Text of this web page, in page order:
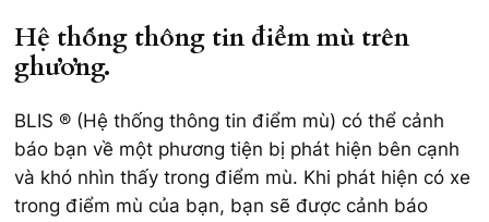
Hệ thống thông tin điểm mù trên
ghương.
BLIS ® (Hệ thống thông tin điểm mù) có thể cảnh
báo bạn về một phương tiện bị phát hiện bên cạnh
và khó nhìn thấy trong điểm mù. Khi phát hiện có xe
trong điểm mù của bạn, bạn sẽ được cảnh báo